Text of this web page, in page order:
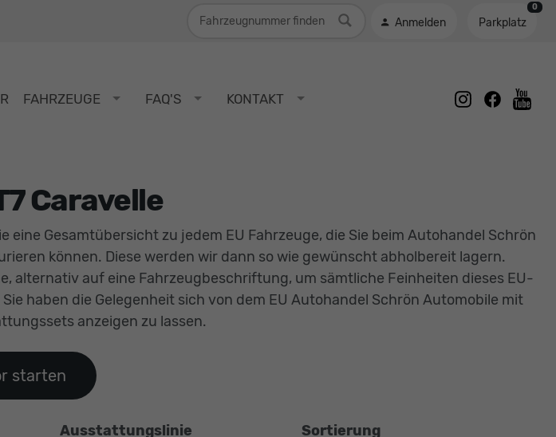
Anmelden Parkplatz
0
FAHRZEUGE FAQ'S KONTAKT instagram
facebook
Caravelle
eine Gesamtübersicht zu jedem EU Fahrzeuge, die Sie beim Autohandel Schrön
können. Diese werden wir dann so wie gewünscht abholbereit lagern.
alternativ auf eine Fahrzeugbeschriftung, um sämtliche Feinheiten dieses EU-
haben die Gelegenheit sich von dem EU Autohandel Schrön Automobile mit
anzeigen zu lassen.
starten
Ausstattungslinie Sortierung